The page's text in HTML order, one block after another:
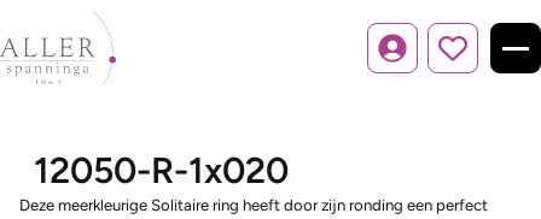
Inloggen
12050-R-1x020
Deze meerkleurige Solitaire ring heeft door zijn ronding een perfect